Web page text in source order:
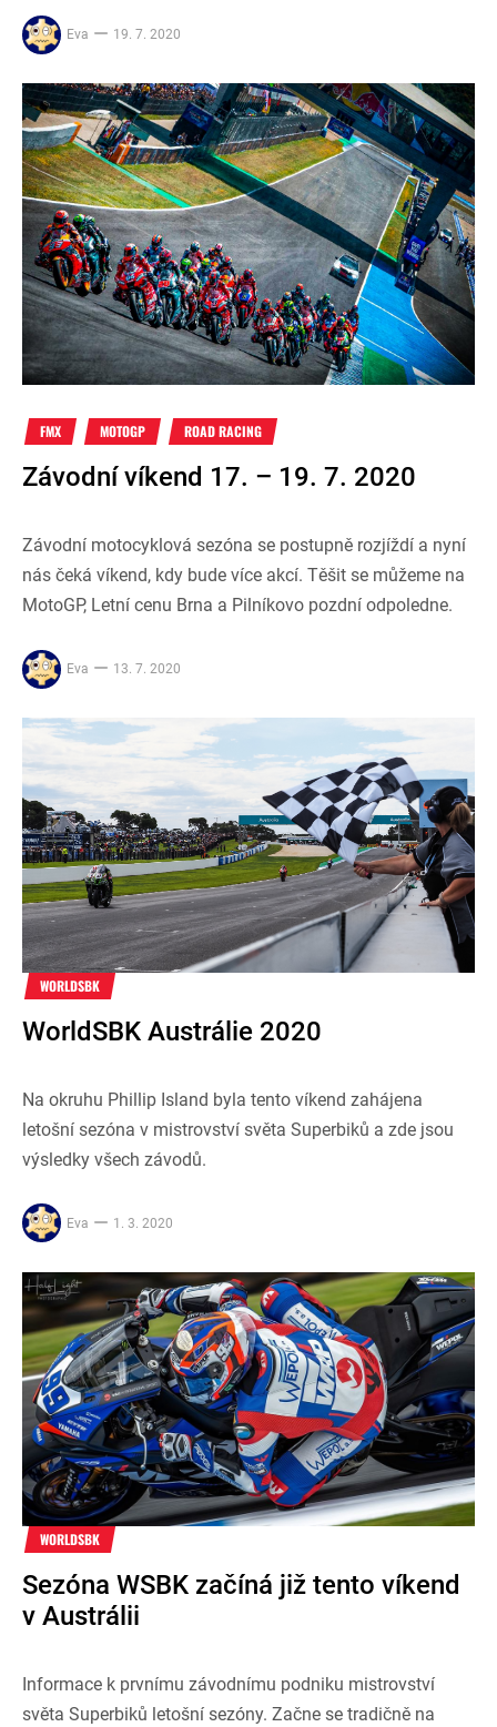
Eva 19. 7. 2020
FMX MOTOGP ROAD RACING
Závodní víkend 17. – 19. 7. 2020
Závodní motocyklová sezóna se postupně rozjíždí a nyní
nás čeká víkend, kdy bude více akcí. Těšit se můžeme na
MotoGP, Letní cenu Brna a Pilníkovo pozdní odpoledne.
Eva 13. 7. 2020
WORLDSBK
WorldSBK Austrálie 2020
Na okruhu Phillip Island byla tento víkend zahájena
letošní sezóna v mistrovství světa Superbiků a zde jsou
výsledky všech závodů.
Eva 1. 3. 2020
WORLDSBK
Sezóna WSBK začíná již tento víkend
v Austrálii
Informace k prvnímu závodnímu podniku mistrovství
světa Superbiků letošní sezóny. Začne se tradičně na